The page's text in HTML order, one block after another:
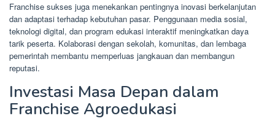
Franchise sukses juga menekankan pentingnya inovasi berkelanjutan
dan adaptasi terhadap kebutuhan pasar. Penggunaan media sosial,
teknologi digital, dan program edukasi interaktif meningkatkan daya
tarik peserta. Kolaborasi dengan sekolah, komunitas, dan lembaga
pemerintah membantu memperluas jangkauan dan membangun
reputasi.
Investasi Masa Depan dalam
Franchise Agroedukasi